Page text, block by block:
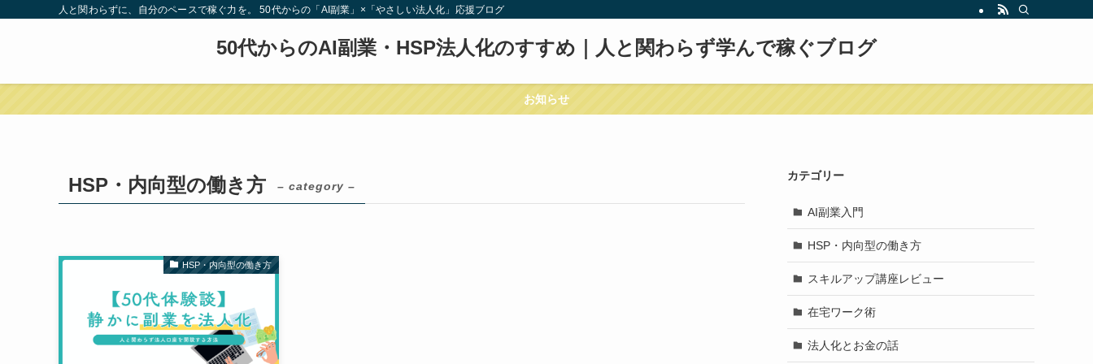
人と関わらずに、自分のペースで稼ぐ力を。 50代からの「AI副業」×「やさしい法人化」応援ブログ
50代からのAI副業・HSP法人化のすすめ｜人と関わらず学んで稼ぐブログ
お知らせ
HSP・内向型の働き方 – category –
HSP・内向型の働き方
カテゴリー
AI副業入門
HSP・内向型の働き方
スキルアップ講座レビュー
在宅ワーク術
法人化とお金の話